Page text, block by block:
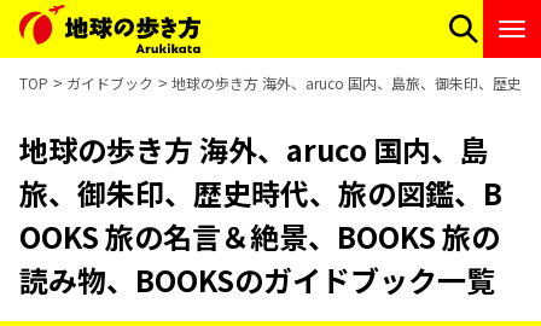
TOP ガイドブック 地球の歩き方 海外、aruco 国内、島旅、御朱印、歴史
地球の歩き方 海外、aruco 国内、島
旅、御朱印、歴史時代、旅の図鑑、B
OOKS 旅の名言＆絶景、BOOKS 旅の
読み物、BOOKSのガイドブック一覧